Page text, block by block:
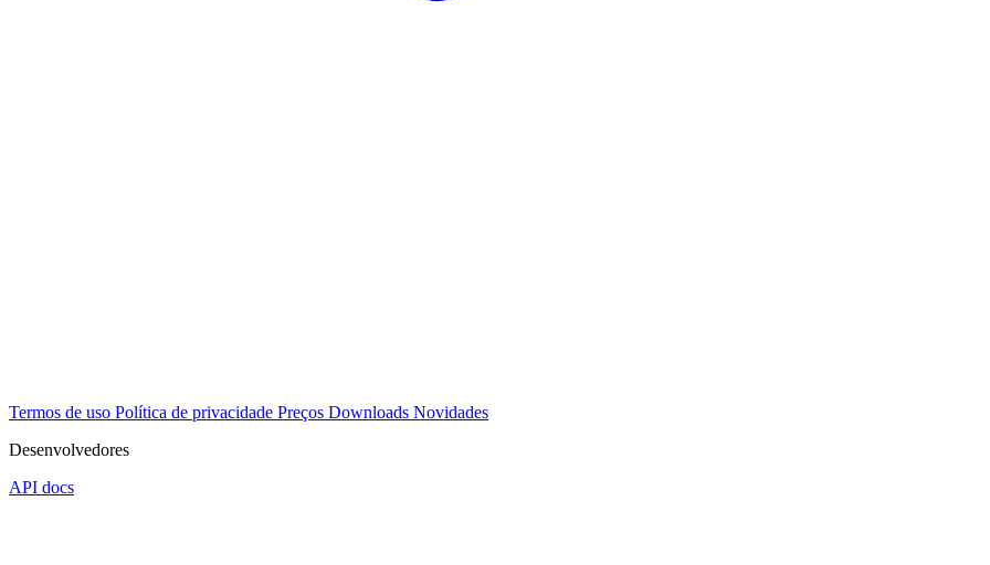
Termos de uso Política de privacidade Preços Downloads Novidades
Desenvolvedores
API docs